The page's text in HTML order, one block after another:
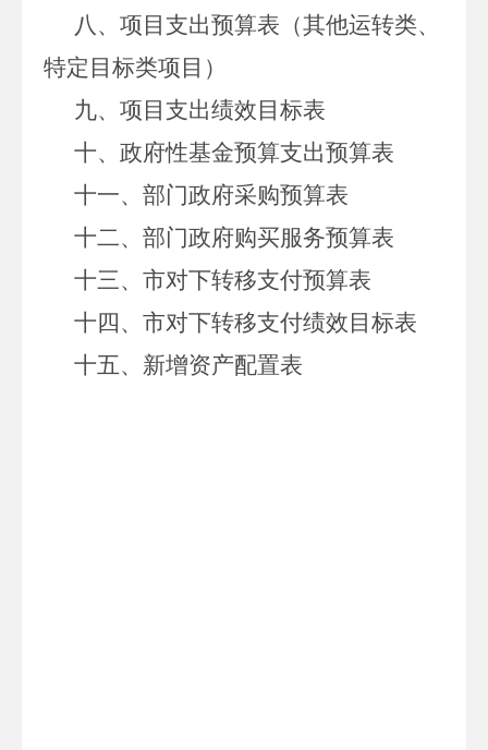
八、项目支出预算表 （其他运转类、
特定目标类项目）
九、项目支出绩效目标表
十、政府性基金预算支出预算表
十一、部门政府采购预算表
十二、部门政府购买服务预算表
十三、 市对下转移支付预算表
十四、 市对下转移支付绩效目标表
十五、新增资产配置表